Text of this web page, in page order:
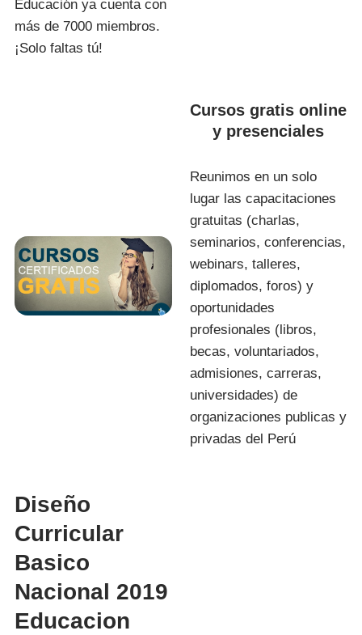
Educación ya cuenta con
más de 7000 miembros.
¡Solo faltas tú!
Cursos gratis online
y presenciales
Reunimos en un solo
lugar las capacitaciones
gratuitas (charlas,
seminarios, conferencias,
webinars, talleres,
diplomados, foros) y
oportunidades
profesionales (libros,
becas, voluntariados,
admisiones, carreras,
universidades) de
organizaciones publicas y
privadas del Perú
Diseño
Curricular
Basico
Nacional 2019
Educacion